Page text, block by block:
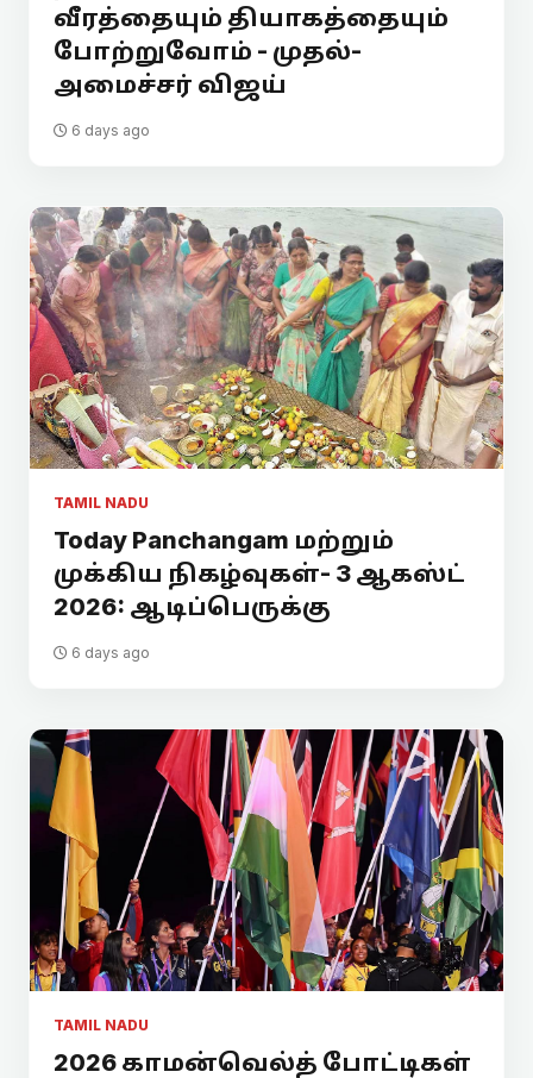
வீரத்தையும் தியாகத்தையும்
போற்றுவோம் - முதல்-
அமைச்சர் விஜய்
6 days ago
TAMIL NADU
Today Panchangam மற்றும்
முக்கிய நிகழ்வுகள்- 3 ஆகஸ்ட்
2026: ஆடிப்பெருக்கு
6 days ago
TAMIL NADU
2026 காமன்வெல்த் போட்டிகள்